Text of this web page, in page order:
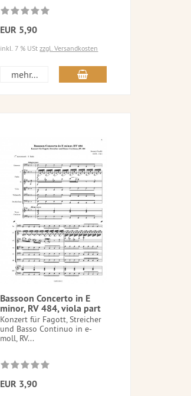
EUR 5,90
inkl. 7 % UStzzgl. Versandkosten
mehr...
Bassoon Concerto in E
minor, RV 484, viola part
Konzert für Fagott, Streicher
und Basso Continuo in e-
moll, RV...
EUR 3,90